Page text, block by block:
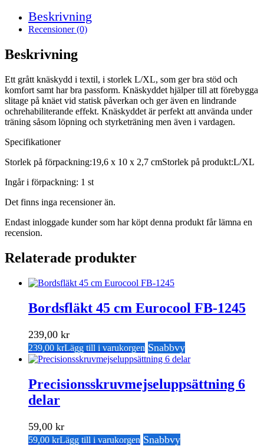
Beskrivning
Recensioner (0)
Beskrivning
Ett grått knäskydd i textil, i storlek L/XL, som ger bra stöd och
komfort samt har bra passform. Knäskyddet hjälper till att förebygga
slitage på knäet vid statisk påverkan och ger även en lindrande
ochrehabiliterande effekt. Knäskyddet är perfekt att använda under
träning såsom löpning och styrketräning men även i vardagen.
Specifikationer
Storlek på förpackning:19,6 x 10 x 2,7 cmStorlek på produkt:L/XL
Ingår i förpackning: 1 st
Det finns inga recensioner än.
Endast inloggade kunder som har köpt denna produkt får lämna en
recension.
Relaterade produkter
Bordsfläkt 45 cm Eurocool FB-1245
239,00 kr
239,00 krLägg till i varukorgen Snabbvy
Precisionsskruvmejseluppsättning 6
delar
59,00 kr
59,00 krLägg till i varukorgen Snabbvy